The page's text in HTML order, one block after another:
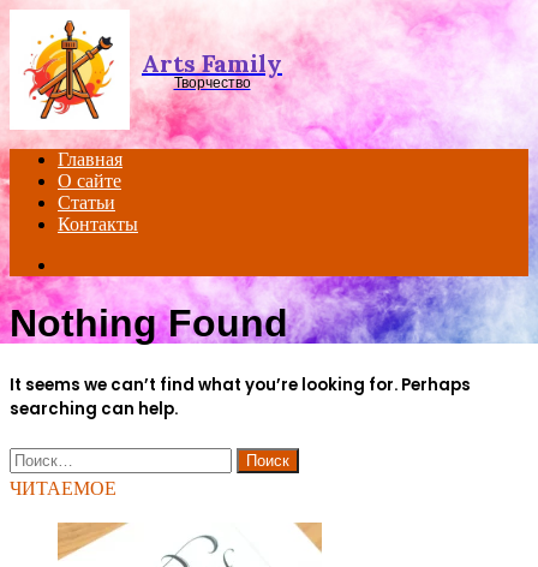
Arts Family
Творчество
Главная
О сайте
Статьи
Контакты
for
Nothing Found
It seems we can’t find what you’re looking for. Perhaps
searching can help.
Найти:
ЧИТАЕМОЕ